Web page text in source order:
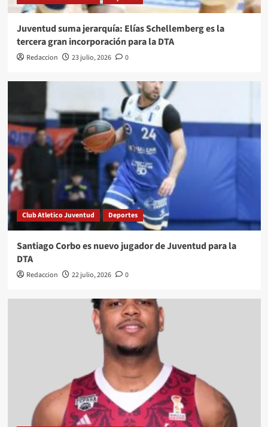
Juventud suma jerarquía: Elías Schellemberg es la
tercera gran incorporación para la DTA
Redaccion 23 julio, 2026 0
Club Atletico Juventud Deportes
Santiago Corbo es nuevo jugador de Juventud para la
DTA
Redaccion 22 julio, 2026 0